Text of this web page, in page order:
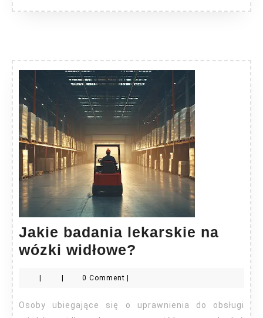
Jakie badania lekarskie na
wózki widłowe?
na
| | 0 Comment |
Osoby ubiegające się o uprawnienia do obsługi